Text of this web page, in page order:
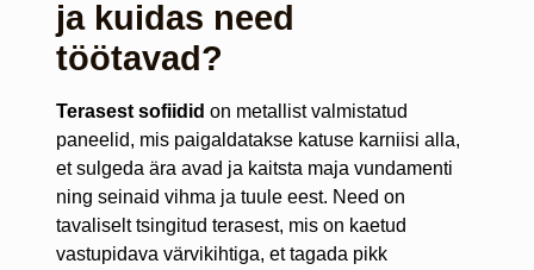
ja kuidas need
töötavad?
Terasest sofiidid on metallist valmistatud
paneelid, mis paigaldatakse katuse karniisi alla,
et sulgeda ära avad ja kaitsta maja vundamenti
ning seinaid vihma ja tuule eest. Need on
tavaliselt tsingitud terasest, mis on kaetud
vastupidava värvikihtiga, et tagada pikk